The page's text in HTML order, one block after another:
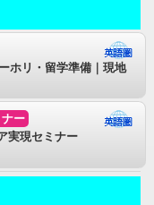
ホリ・留学準備｜現地
ー
実現セミナー